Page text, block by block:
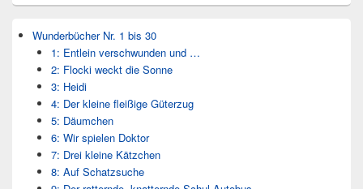
Wunderbücher Nr. 1 bis 30
1: Entlein verschwunden und …
2: Flocki weckt die Sonne
3: Heidi
4: Der kleine fleißige Güterzug
5: Däumchen
6: Wir spielen Doktor
7: Drei kleine Kätzchen
8: Auf Schatzsuche